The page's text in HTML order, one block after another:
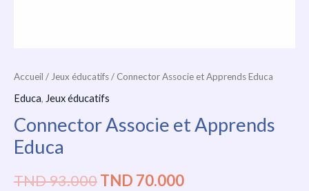
Accueil / Jeux éducatifs/ Connector Associe et Apprends Educa
Educa, Jeux éducatifs
Connector Associe et Apprends
Educa
TND93.000TND 70.000